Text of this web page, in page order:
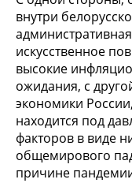
внутри
искусственное
высокие
ожидания, с
экономики
находится под
факторов в виде
общемирового
причине